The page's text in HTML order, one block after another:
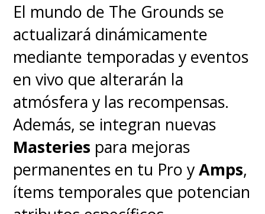
El mundo de The Grounds se
actualizará dinámicamente
mediante temporadas y eventos
en vivo que alterarán la
atmósfera y las recompensas.
Además, se integran nuevas
Masteries para mejoras
permanentes en tu Pro yAmps,
ítems temporales que potencian